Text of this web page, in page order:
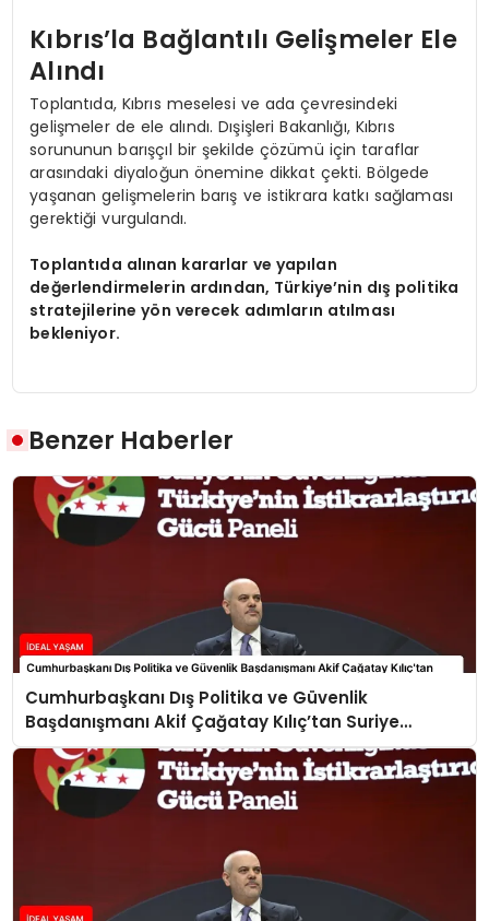
Kıbrıs’la Bağlantılı Gelişmeler Ele
Alındı
Toplantıda, Kıbrıs meselesi ve ada çevresindeki
gelişmeler de ele alındı. Dışişleri Bakanlığı, Kıbrıs
sorununun barışçıl bir şekilde çözümü için taraflar
arasındaki diyaloğun önemine dikkat çekti. Bölgede
yaşanan gelişmelerin barış ve istikrara katkı sağlaması
gerektiği vurgulandı.
Toplantıda alınan kararlar ve yapılan
değerlendirmelerin ardından, Türkiye’nin dış politika
stratejilerine yön verecek adımların atılması
bekleniyor.
Benzer Haberler
Cumhurbaşkanı Dış Politika ve Güvenlik
Başdanışmanı Akif Çağatay Kılıç’tan Suriye
Panelinde Önemli Açıklamalar